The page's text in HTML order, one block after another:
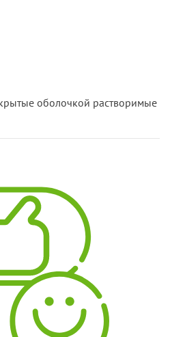
оболочкой растворимые